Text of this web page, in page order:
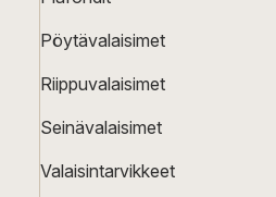
Pöytävalaisimet
Riippuvalaisimet
Seinävalaisimet
Valaisintarvikkeet